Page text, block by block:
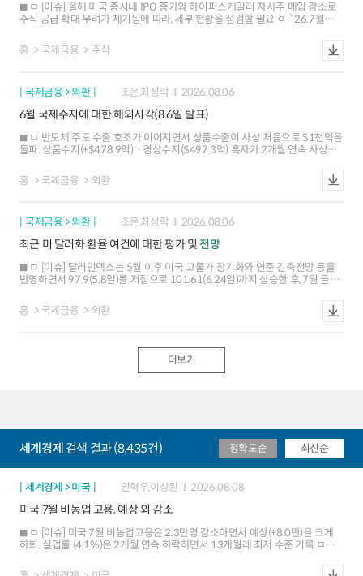
ㅁ [이슈] 올해 미국 증시내 IPO 증가와 하이퍼스케일러 자사주 매입 감소로
주식 공급 확대 우려가 제기됨에 따라, 세부 현황을 점검할 필요 ㅇ `26.7월
연간으로는 역대 최대를 예상하는 시각이 다수(직전 최대 `21년 1,727억달러)
ㅇ 한편, 하이퍼스케일러들의 자사주 매입은 `25.1분기부터 감소세로 `25년
있다는 점과 하이퍼스케일러 외 여타 기업들은 자사주 매입을 확대하고 있다는
IPO 규모 급증은 시장 전반의 활황에 기인하기보다는 SpaceX, Cerebras 등
일부 AI 관련 초대형딜ㅇ (mega deal)에 의해 주도되고 있어, 증시 전반에
미치는 수급 영향은 낮을 가능성 ㅇ (자사주 매입) 하이퍼스케일러들의 자사주
매입 축소에도 불구하고, 금융반도체 등 非하이퍼스케일러 기업들의 자사주
ㅇ (순공급*) `26.7월 누적 기준 미국 주식 순공급 규모는 약 -3,773억달러로,
기조를 유지할 전망(감소폭은 축소) * 순공급 = 신규 주식발행(IPO+유상증자) -
자사주 매입. 순공급 (-)는 주식 감소, (+)는 증가를 의미 ㅁ [평가] 미국 AI 주식에
대한 높은 투자 수요와 반도체 기업들의 자사주 매입 증가 등을 감안할 때
단기적인 수급 부담은 제한적. 다만, 향후 AI 투자 심리가 둔화될 경우 누적된
공급 부담이 증시 변동성을 확대할 위험에 유의할 필요 ㅇ 미국 주가의 사상
최고치 경신과 반도체 등 非하이퍼스케일러들의 자사주 매입 확대 추세 등을
감안할 때 미국 전체 주식 시장의 수급 여건은 양호한 상황이나 시장내 공급물량
주가 고점에서 맞물릴 경우 투자 심리가 빠르게 냉각될 위험도 존재
홈 국제금융 주식
국제금융 > 외환 조은,최성락 2026.08.06
6월 국제수지에 대한 해외시각(8.6일 발표)
ㅁ 반도체 주도 수출 호조가 이어지면서 상품수출이 사상 처음으로 $1천억을
돌파. 상품수지(+$478.9억)ㆍ경상수지($497.3억) 흑자가 2개월 연속 사상
지속될 것으로 전망하는 가운데, 외국인 주식자금 순유입 재개 가능성도
존재하는 것으로 평가 ㅁ 경상수지 흑자의 호조 지속과 외국인 주식자금 재유입
홈 국제금융 외환
국제금융 > 외환 조은,최성락 2026.08.06
최근 미 달러화 환율 여건에 대한 평가 및 전망
ㅁ [이슈] 달러인덱스는 5월 이후 미국 고물가 장기화와 연준 긴축전망 등을
반영하면서 97.9(5.8일)를 저점으로 101.61(6.24일)까지 상승한 후, 7월 들어
둔화 등에 따른 연준의 연내 긴축 전망 후퇴와 엔화 강세 등이 달러화 약세
압력으로 작용 ㅇ 다만 중동지역 긴장 지속에 따른 고유가 고착화 우려, 미국
달러화 향방을 주도. AI 산업 사이클도 달러화의 주요 동인으로 부상 ㅇ
통화정책 및 금리차 전망의 불확실성이 높아졌으나, 대체로 미국과 주요국 간
강세를 뒷받침하는 가운데, 증시 호조에 따른 자본유입도 달러화에 긍정적. 다만
미 증시 조정 압력 심화 시 자본유출 위험도 잠재 - 외국인은 `24.8월 미국 주식
순매수로 전환했으며 `26.5월까지 누적 순매수 규모는 $1.3조까지 급증,
유입세는 AI 익스포저 확보 성격이며, 환헤지 비중이 크지 않은 것으로 평가 ㅁ
요인들이 산재. 주요 IB들의 달러화에 대한 전망은 엇갈린 상황이나, 평균치는
승리에 의한 정치적 교착(gridlock) 우려가 커지면서 예산안 합의, 재정지출 등
정책 사안에 따라 달러화 변동성이 높아질 가능성에 유의
홈 국제금융 외환
더보기
세계경제 검색 결과 (8,435건) 정확도순 최신순
세계경제 > 미국 권혁우,이상원 2026.08.08
미국 7월 비농업 고용, 예상 외 감소
ㅁ [이슈] 미국 7월 비농업고용은 2.3만명 감소하면서 예상(+8.0만)을 크게
하회. 실업률 (4.1%)은 2개월 연속 하락하면서 13개월래 최저 수준 기록 ㅁ
추세가 재개되는 조짐. 실업률 하락은 주로 노동 공급 감소(경제활동참가율